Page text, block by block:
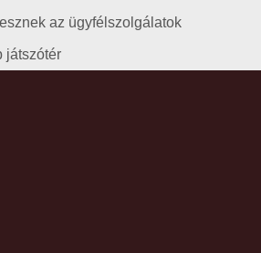
az ügyfélszolgálatok
játszótér